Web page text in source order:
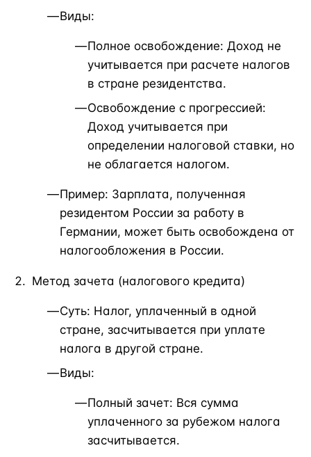
Виды:
Полное освобождение: Доход не
учитывается при расчете налогов
в стране резидентства.
Освобождение с прогрессией:
Доход учитывается при
определении налоговой ставки, но
не облагается налогом.
Пример: Зарплата, полученная
резидентом России за работу в
Германии, может быть освобождена от
налогообложения в России.
Метод зачета (налогового кредита)
Суть: Налог, уплаченный в одной
стране, засчитывается при уплате
налога в другой стране.
Виды:
Полный зачет: Вся сумма
уплаченного за рубежом налога
засчитывается.